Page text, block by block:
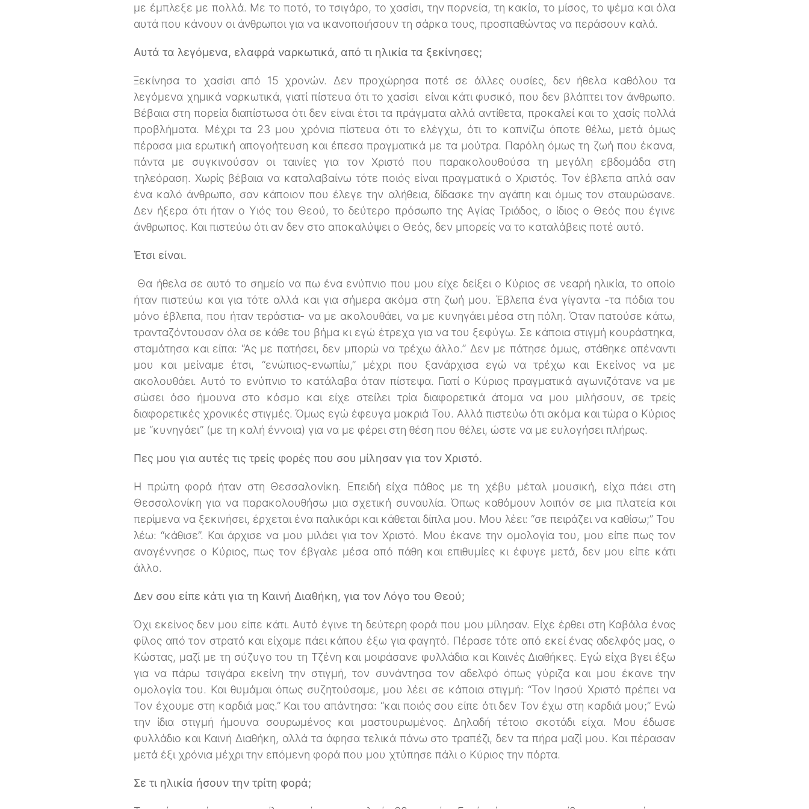
με έμπλεξε με πολλά. Με το ποτό, το τσιγάρο, το χασίσι, την πορνεία, τη κακία, το μίσος, το ψέμα και όλα
αυτά που κάνουν οι άνθρωποι για να ικανοποιήσουν τη σάρκα τους, προσπαθώντας να περάσουν καλά.
Αυτά τα λεγόμενα, ελαφρά ναρκωτικά, από τι ηλικία τα ξεκίνησες;
Ξεκίνησα το χασίσι από 15 χρονών. Δεν προχώρησα ποτέ σε άλλες ουσίες, δεν ήθελα καθόλου τα
λεγόμενα χημικά ναρκωτικά, γιατί πίστευα ότι το χασίσι είναι κάτι φυσικό, που δεν βλάπτει τον άνθρωπο.
Βέβαια στη πορεία διαπίστωσα ότι δεν είναι έτσι τα πράγματα αλλά αντίθετα, προκαλεί και το χασίς πολλά
προβλήματα. Μέχρι τα 23 μου χρόνια πίστευα ότι το ελέγχω, ότι το καπνίζω όποτε θέλω, μετά όμως
πέρασα μια ερωτική απογοήτευση και έπεσα πραγματικά με τα μούτρα. Παρόλη όμως τη ζωή που έκανα,
πάντα με συγκινούσαν οι ταινίες για τον Χριστό που παρακολουθούσα τη μεγάλη εβδομάδα στη
τηλεόραση. Χωρίς βέβαια να καταλαβαίνω τότε ποιός είναι πραγματικά ο Χριστός. Τον έβλεπα απλά σαν
ένα καλό άνθρωπο, σαν κάποιον που έλεγε την αλήθεια, δίδασκε την αγάπη και όμως τον σταυρώσανε.
Δεν ήξερα ότι ήταν ο Υιός του Θεού, το δεύτερο πρόσωπο της Αγίας Τριάδος, ο ίδιος ο Θεός που έγινε
άνθρωπος. Και πιστεύω ότι αν δεν στο αποκαλύψει ο Θεός, δεν μπορείς να το καταλάβεις ποτέ αυτό.
Έτσι είναι.
Θα ήθελα σε αυτό το σημείο να πω ένα ενύπνιο που μου είχε δείξει ο Κύριος σε νεαρή ηλικία, το οποίο
ήταν πιστεύω και για τότε αλλά και για σήμερα ακόμα στη ζωή μου. Έβλεπα ένα γίγαντα -τα πόδια του
μόνο έβλεπα, που ήταν τεράστια- να με ακολουθάει, να με κυνηγάει μέσα στη πόλη. Όταν πατούσε κάτω,
τρανταζόντουσαν όλα σε κάθε του βήμα κι εγώ έτρεχα για να του ξεφύγω. Σε κάποια στιγμή κουράστηκα,
σταμάτησα και είπα: “Ας με πατήσει, δεν μπορώ να τρέχω άλλο.” Δεν με πάτησε όμως, στάθηκε απέναντι
μου και μείναμε έτσι, “ενώπιος-ενωπίω,” μέχρι που ξανάρχισα εγώ να τρέχω και Εκείνος να με
ακολουθάει. Αυτό το ενύπνιο το κατάλαβα όταν πίστεψα. Γιατί ο Κύριος πραγματικά αγωνιζότανε να με
σώσει όσο ήμουνα στο κόσμο και είχε στείλει τρία διαφορετικά άτομα να μου μιλήσουν, σε τρείς
διαφορετικές χρονικές στιγμές. Όμως εγώ έφευγα μακριά Του. Αλλά πιστεύω ότι ακόμα και τώρα ο Κύριος
με “κυνηγάει” (με τη καλή έννοια) για να με φέρει στη θέση που θέλει, ώστε να με ευλογήσει πλήρως.
Πες μου για αυτές τις τρείς φορές που σου μίλησαν για τον Χριστό.
Η πρώτη φορά ήταν στη Θεσσαλονίκη. Επειδή είχα πάθος με τη χέβυ μέταλ μουσική, είχα πάει στη
Θεσσαλονίκη για να παρακολουθήσω μια σχετική συναυλία. Όπως καθόμουν λοιπόν σε μια πλατεία και
περίμενα να ξεκινήσει, έρχεται ένα παλικάρι και κάθεται δίπλα μου. Μου λέει: “σε πειράζει να καθίσω;” Του
λέω: “κάθισε”. Και άρχισε να μου μιλάει για τον Χριστό. Μου έκανε την ομολογία του, μου είπε πως τον
αναγέννησε ο Κύριος, πως τον έβγαλε μέσα από πάθη και επιθυμίες κι έφυγε μετά, δεν μου είπε κάτι
άλλο.
Δεν σου είπε κάτι για τη Καινή Διαθήκη, για τον Λόγο του Θεού;
Όχι εκείνος δεν μου είπε κάτι. Αυτό έγινε τη δεύτερη φορά που μου μίλησαν. Είχε έρθει στη Καβάλα ένας
φίλος από τον στρατό και είχαμε πάει κάπου έξω για φαγητό. Πέρασε τότε από εκεί ένας αδελφός μας, ο
Κώστας, μαζί με τη σύζυγο του τη Τζένη και μοιράσανε φυλλάδια και Καινές Διαθήκες. Εγώ είχα βγει έξω
για να πάρω τσιγάρα εκείνη την στιγμή, τον συνάντησα τον αδελφό όπως γύριζα και μου έκανε την
ομολογία του. Και θυμάμαι όπως συζητούσαμε, μου λέει σε κάποια στιγμή: “Τον Ιησού Χριστό πρέπει να
Τον έχουμε στη καρδιά μας.” Και του απάντησα: “και ποιός σου είπε ότι δεν Τον έχω στη καρδιά μου;” Ενώ
την ίδια στιγμή ήμουνα σουρωμένος και μαστουρωμένος. Δηλαδή τέτοιο σκοτάδι είχα. Μου έδωσε
φυλλάδιο και Καινή Διαθήκη, αλλά τα άφησα τελικά πάνω στο τραπέζι, δεν τα πήρα μαζί μου. Και πέρασαν
μετά έξι χρόνια μέχρι την επόμενη φορά που μου χτύπησε πάλι ο Κύριος την πόρτα.
Σε τι ηλικία ήσουν την τρίτη φορά;